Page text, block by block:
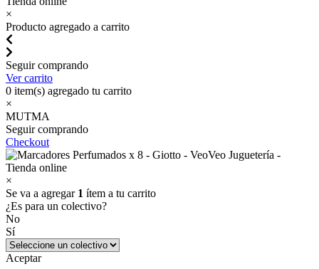
×
Producto agregado a carrito
Seguir comprando
Ver carrito
0 item(s) agregado tu carrito
×
MUTMA
Seguir comprando
Checkout
×
Se va a agregar 1 ítem a tu carrito
¿Es para un colectivo?
No
Sí
Aceptar